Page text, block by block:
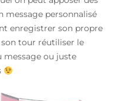
message personnalisé
enregistrer son propre
son tour réutiliser le
ou juste